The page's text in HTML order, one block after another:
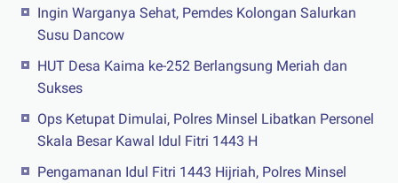
Ingin Warganya Sehat, Pemdes Kolongan Salurkan
Susu Dancow
HUT Desa Kaima ke-252 Berlangsung Meriah dan
Sukses
Ops Ketupat Dimulai, Polres Minsel Libatkan Personel
Skala Besar Kawal Idul Fitri 1443 H
Pengamanan Idul Fitri 1443 Hijriah, Polres Minsel